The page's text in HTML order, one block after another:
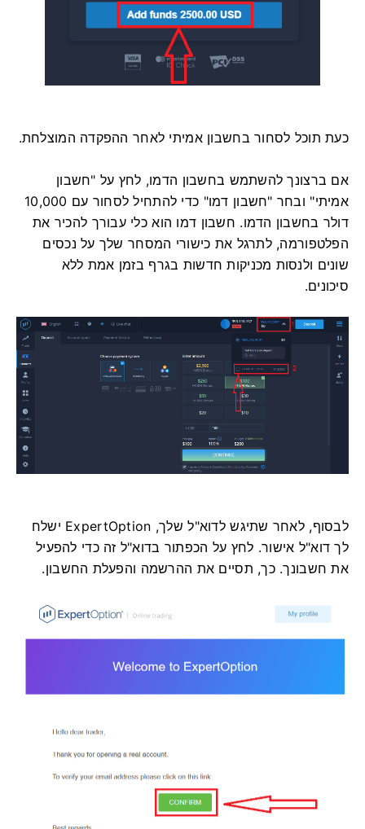
כעת תוכל לסחור בחשבון אמיתי לאחר ההפקדה המוצלחת.
אם ברצונך להשתמש בחשבון הדמו, לחץ על "חשבון
אמיתי" ובחר "חשבון דמו" כדי להתחיל לסחור עם 10,000
דולר בחשבון הדמו. חשבון דמו הוא כלי עבורך להכיר את
הפלטפורמה, לתרגל את כישורי המסחר שלך על נכסים
שונים ולנסות מכניקות חדשות בגרף בזמן אמת ללא
סיכונים.
לבסוף, לאחר שתיגש לדוא"ל שלך, ExpertOption ישלח
לך דוא"ל אישור. לחץ על הכפתור בדוא"ל זה כדי להפעיל
את חשבונך. כך, תסיים את ההרשמה והפעלת החשבון.